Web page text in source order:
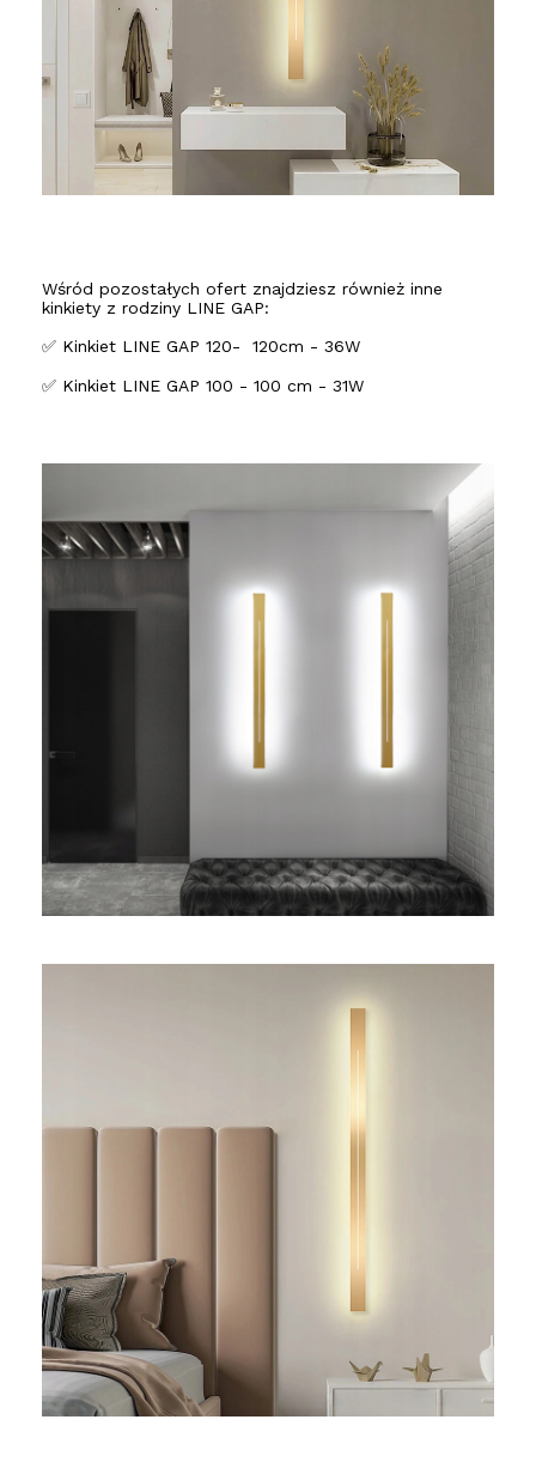
Wśród pozostałych ofert znajdziesz również inne
kinkiety z rodziny LINE GAP:
✅ Kinkiet LINE GAP 120- 120cm - 36W
✅ Kinkiet LINE GAP 100 - 100 cm - 31W